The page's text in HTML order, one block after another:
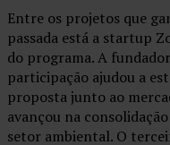
Entre os projetos que
passada está a startup
do programa. A
participação ajudou a
proposta junto ao
avançou na
setor ambiental. O